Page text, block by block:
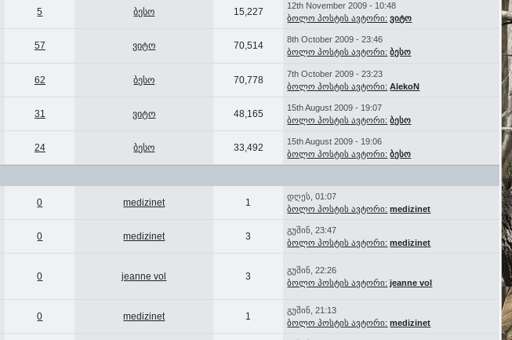
5 ბესო 15,227
12th November 2009 - 10:48
ბოლო პოსტის ავტორი: ვიტო
57 ვიტო 70,514
8th October 2009 - 23:46
ბოლო პოსტის ავტორი: ბესო
62 ბესო 70,778
7th October 2009 - 23:23
ბოლო პოსტის ავტორი: AlekoN
31 ვიტო 48,165
15th August 2009 - 19:07
ბოლო პოსტის ავტორი: ბესო
24 ბესო 33,492
15th August 2009 - 19:06
ბოლო პოსტის ავტორი: ბესო
0 medizinet 1
დღეს, 01:07
ბოლო პოსტის ავტორი: medizinet
0 medizinet 3
გუშინ, 23:47
ბოლო პოსტის ავტორი: medizinet
0 jeanne vol 3
გუშინ, 22:26
ბოლო პოსტის ავტორი: jeanne vol
0 medizinet 1
გუშინ, 21:13
ბოლო პოსტის ავტორი: medizinet